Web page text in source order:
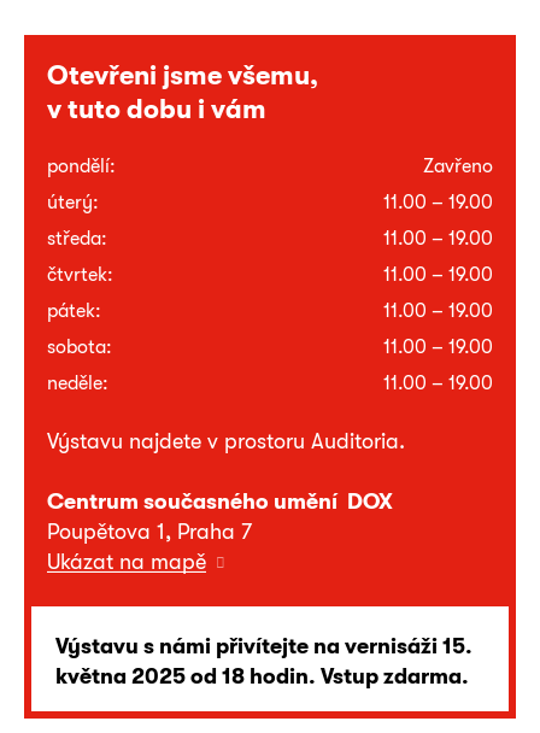
Otevřeni jsme všemu,
v tuto dobu i vám
pondělí:
Zavřeno
úterý:
11.00 – 19.00
středa:
11.00 – 19.00
čtvrtek:
11.00 – 19.00
pátek:
11.00 – 19.00
sobota:
11.00 – 19.00
neděle:
11.00 – 19.00
Výstavu najdete v prostoru Auditoria.
Centrum současného umění DOX
Poupětova 1, Praha 7
Ukázat na mapě
Výstavu s námi přivítejte na vernisáži 15.
května 2025 od 18 hodin. Vstup zdarma.